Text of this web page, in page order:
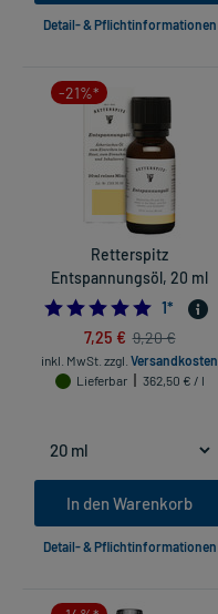
Detail- & Pflichtinformationen
-21%*
Retterspitz
Entspannungsöl, 20 ml
5.0
1*
7,25 € 9,20 €
inkl. MwSt. zzgl. Versandkosten
Lieferbar
362,50 € / l
In den Warenkorb
Detail- & Pflichtinformationen